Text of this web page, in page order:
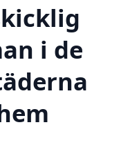
i de